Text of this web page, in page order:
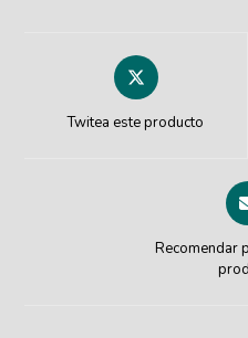
Twitea este producto
Recomendar